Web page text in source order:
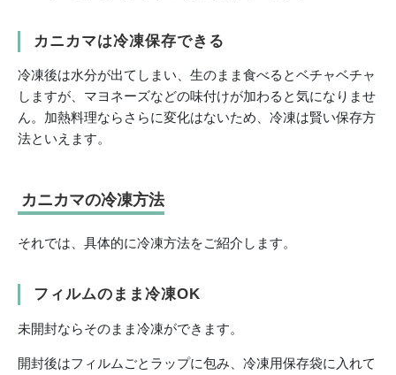
カニカマは冷凍保存できる
冷凍後は水分が出てしまい、生のまま食べるとベチャベチャ
しますが、マヨネーズなどの味付けが加わると気になりませ
ん。加熱料理ならさらに変化はないため、冷凍は賢い保存方
法といえます。
カニカマの冷凍方法
それでは、具体的に冷凍方法をご紹介します。
フィルムのまま冷凍OK
未開封ならそのまま冷凍ができます。
開封後はフィルムごとラップに包み、冷凍用保存袋に入れて